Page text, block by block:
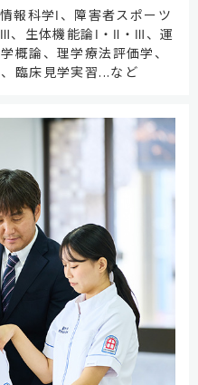
報科学Ⅰ、障害者スポーツ
、生体機能論Ⅰ・Ⅱ・Ⅲ、運
概論、理学療法評価学、
臨床見学実習...など